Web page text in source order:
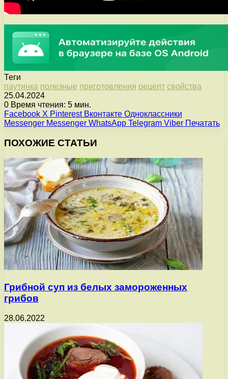
Теги
паутинка полезные приготовления рецепт свойства
25.04.2024
0 Время чтения: 5 мин.
Facebook X Pinterest Вконтакте Одноклассники
Messenger Messenger WhatsApp Telegram Viber Печатать
ПОХОЖИЕ СТАТЬИ
Грибной суп из белых замороженных
грибов
28.06.2022